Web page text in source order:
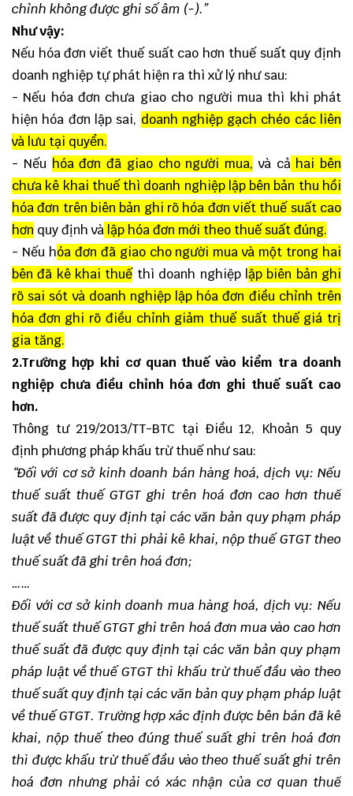
chỉnh không được ghi số âm (-).”
Như vậy:
Nếu hóa đơn viết thuế suất cao hơn thuế suất quy định
doanh nghiệp tự phát hiện ra thì xử lý như sau:
- Nếu hóa đơn chưa giao cho người mua thì khi phát
hiện hóa đơn lập sai, doanh nghiệp gạch chéo các liên
và lưu tại quyển.
- Nếu hóa đơn đã giao cho người mua, và cảhai bên
chưa kê khai thuế thì doanh nghiệp lập bên bản thu hồi
hóa đơn trên biên bản ghi rõ hóa đơn viết thuế suất cao
hơn quy định và lập hóa đơn mới theo thuế suất đúng.
- Nếu hóa đơn đã giao cho người mua và một trong hai
bên đã kê khai thuế thì doanh nghiệp l ập biên bản ghi
rõ sai sót và doanh nghiệp lập hóa đơn điều chỉnh trên
hóa đơn ghi rõ điều chỉnh giảm thuế suất thuế giá trị
gia tăng.
2.Trường hợp khi cơ quan thuế vào kiểm tra doanh
nghiệp chưa điều chỉnh hóa đơn ghi thuế suất cao
hơn.
Thông tư 219/2013/TT-BTC tại Điều 12, Khoản 5 quy
định phương pháp khấu trừ thuế như sau:
“Đối với cơ sở kinh doanh bán hàng hoá, dịch vụ: Nếu
thuế suất thuế GTGT ghi trên hoá đơn cao hơn thuế
suất đã được quy định tại các văn bản quy phạm pháp
luật về thuế GTGT thì phải kê khai, nộp thuế GTGT theo
thuế suất đã ghi trên hoá đơn;
……
Đối với cơ sở kinh doanh mua hàng hoá, dịch vụ: Nếu
thuế suất thuế GTGT ghi trên hoá đơn mua vào cao hơn
thuế suất đã được quy định tại các văn bản quy phạm
pháp luật về thuế GTGT thì khấu trừ thuế đầu vào theo
thuế suất quy định tại các văn bản quy phạm pháp luật
về thuế GTGT. Trường hợp xác định được bên bán đã kê
khai, nộp thuế theo đúng thuế suất ghi trên hoá đơn
thì được khấu trừ thuế đầu vào theo thuế suất ghi trên
hoá đơn nhưng phải có xác nhận của cơ quan thuế